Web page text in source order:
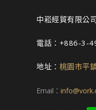
中崧經貿有限公
電話：+886-3-
地址： 桃園市平
Email：